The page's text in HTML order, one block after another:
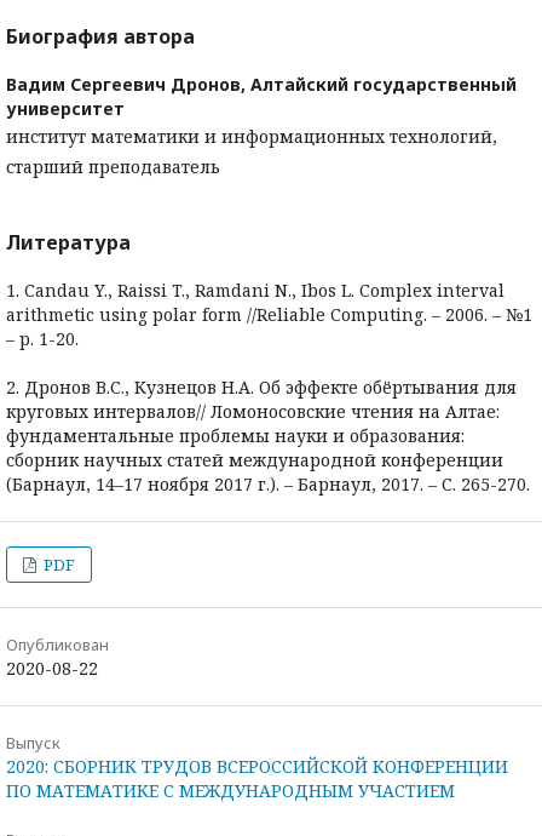
Биография автора
Вадим Сергеевич Дронов, Алтайский государственный
университет
институт математики и информационных технологий,
старший преподаватель
Литература
1. Candau Y., Raissi T., Ramdani N., Ibos L. Complex interval
arithmetic using polar form //Reliable Computing. – 2006. – №1
– p. 1-20.
2. Дронов В.С., Кузнецов Н.А. Об эффекте обёртывания для
круговых интервалов// Ломоносовские чтения на Алтае:
фундаментальные проблемы науки и образования:
сборник научных статей международной конференции
(Барнаул, 14–17 ноября 2017 г.). – Барнаул, 2017. – С. 265-270.
PDF
Опубликован
2020-08-22
Выпуск
2020: СБОРНИК ТРУДОВ ВСЕРОССИЙСКОЙ КОНФЕРЕНЦИИ
ПО МАТЕМАТИКЕ С МЕЖДУНАРОДНЫМ УЧАСТИЕМ